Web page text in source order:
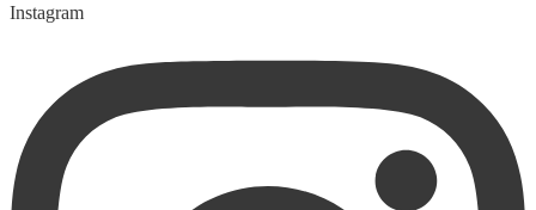
Instagram